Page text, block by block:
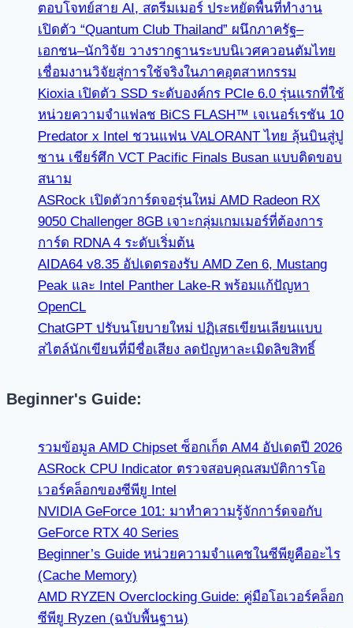
ตอบโจทย์สาย AI, สตรีมเมอร์ ประหยัดพื้นที่ทำงาน
เปิดตัว “Quantum Club Thailand” ผนึกภาครัฐ–
เอกชน–นักวิจัย วางรากฐานระบบนิเวศควอนตัมไทย
เชื่อมงานวิจัยสู่การใช้จริงในภาคอุตสาหกรรม
Kioxia เปิดตัว SSD ระดับองค์กร PCIe 6.0 รุ่นแรกที่ใช้
หน่วยความจำแฟลช BiCS FLASH™ เจเนอร์เรชัน 10
Predator x Intel ชวนแฟน VALORANT ไทย ลุ้นบินสู่ปู
ซาน เชียร์ศึก VCT Pacific Finals Busan แบบติดขอบ
สนาม
ASRock เปิดตัวการ์ดจอรุ่นใหม่ AMD Radeon RX
9050 Challenger 8GB เจาะกลุ่มเกมเมอร์ที่ต้องการ
การ์ด RDNA 4 ระดับเริ่มต้น
AIDA64 v8.35 อัปเดตรองรับ AMD Zen 6, Mustang
Peak และ Intel Panther Lake-R พร้อมแก้ปัญหา
OpenCL
ChatGPT ปรับนโยบายใหม่ ปฏิเสธเขียนเลียนแบบ
สไตล์นักเขียนที่มีชื่อเสียง ลดปัญหาละเมิดลิขสิทธิ์
Beginner's Guide:
รวมข้อมูล AMD Chipset ซ็อกเก็ต AM4 อัปเดตปี 2026
ASRock CPU Indicator ตรวจสอบคุณสมบัติการโอ
เวอร์คล็อกของซีพียู Intel
NVIDIA GeForce 101: มาทำความรู้จักการ์ดจอกับ
GeForce RTX 40 Series
Beginner’s Guide หน่วยความจำแคชในซีพียูคืออะไร
(Cache Memory)
AMD RYZEN Overclocking Guide: คู่มือโอเวอร์คล็อก
ซีพียู Ryzen (ฉบับพื้นฐาน)